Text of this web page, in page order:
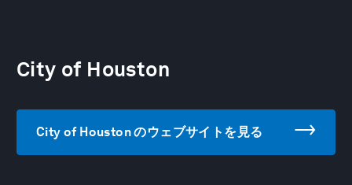
City of Houston
City of Houston のウェブサイトを見る